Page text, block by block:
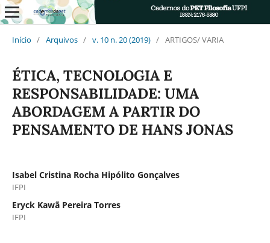
Início / Arquivos / v. 10 n. 20 (2019) / ARTIGOS/ VARIA
ÉTICA, TECNOLOGIA E
RESPONSABILIDADE: UMA
ABORDAGEM A PARTIR DO
PENSAMENTO DE HANS JONAS
Isabel Cristina Rocha Hipólito Gonçalves
IFPI
Eryck Kawã Pereira Torres
IFPI